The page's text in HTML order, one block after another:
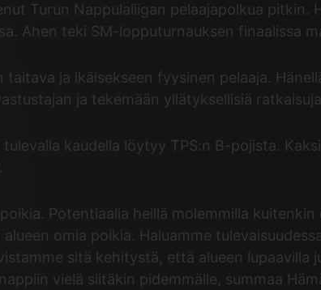
Turun Nappulaliigan pelaajapolkua pitkin.
Ahen teki SM-lopputurnauksen finaalissa
ja ikäisekseen fyysinen pelaaja.
ja tekemään yllätyksellisiä
kaudella löytyy TPS:n B-pojista.
Potentiaalia heillä molemmilla
omia poikia. Haluamme
sitä kehitystä, että alueen
vielä siitäkin pidemmälle, summaa